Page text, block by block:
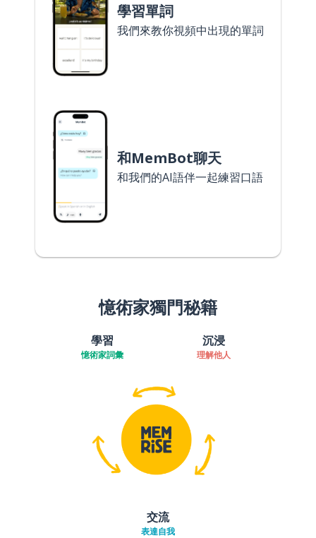
學習單詞
我們來教你視頻中出現的單詞
和MemBot聊天
和我們的AI語伴一起練習口語
憶術家獨門秘籍
學習
憶術家詞彙
沉浸
理解他人
交流
表達自我